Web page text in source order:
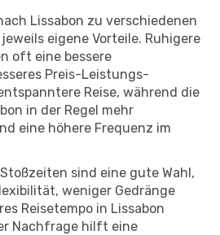
Lissabon zu verschiedenen
eigene Vorteile. Ruhigere
oft eine bessere
Preis-Leistungs-
Reise, während die
in der Regel mehr
eine höhere Frequenz im
sind eine gute Wahl,
weniger Gedränge
Reisetempo in Lissabon
Nachfrage hilft eine